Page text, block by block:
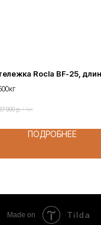
Rocla BF-25,
900 р. / 1 pc
ПОДРОБНЕЕ
Made on Tilda